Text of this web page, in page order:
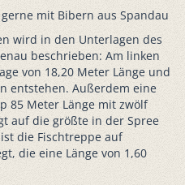
mit Bibern aus Spandau
wird in den Unterlagen des
beschrieben: Am linken
von 18,20 Meter Länge und
entstehen. Außerdem eine
85 Meter Länge mit zwölf
auf die größte in der Spree
die Fischtreppe auf
die eine Länge von 1,60